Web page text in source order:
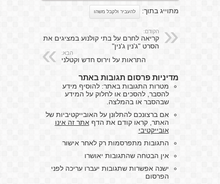
מתוייג בתוך: להעביר ולקבל משהו
הקודם:
קריאה לחרם על בתי קולנוע במציגים את
הסרט "ג'נין ג'נין"
הבא:
התראות על וירוס חדש וקטלני
מדיניות פרסום תגובות באתר
מטרות התגובות באתר: להוסיף מידע
להסבר, להסכים או לחלוק על המידע
שבהסבר או בהמלצה.
אם ברצונכם להתלונן על האובייקטיביות של
האתר, קראו קודם את הדףאתר זה אינו
אובייקטיבי
התגובות מתפרסמות רק לאחר אישור
אין הבטחה שהתגובות יאושרו
ישנה אפשרות שתגובות יעברו עריכה לפני
הפרסום